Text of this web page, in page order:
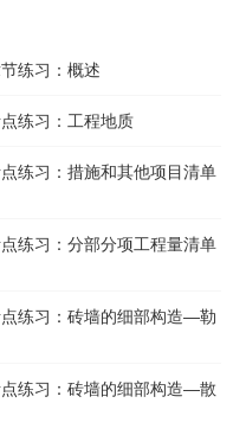
练习：概述
练习：工程地质
练习：措施和其他项目清单
练习：分部分项工程量清单
练习：砖墙的细部构造—勒
练习：砖墙的细部构造—散